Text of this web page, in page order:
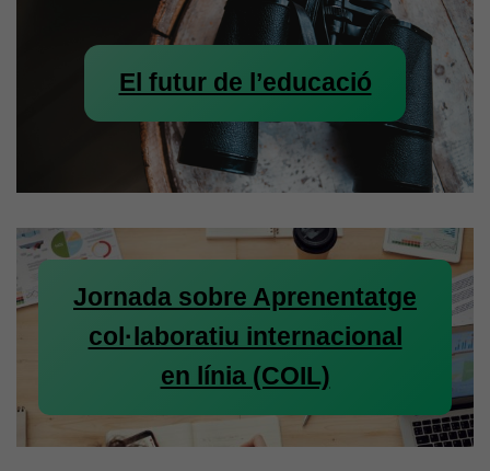
El futur de l’educació
Jornada sobre Aprenentatge
col·laboratiu internacional
en línia (COIL)